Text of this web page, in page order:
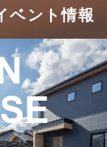
線
グ
事例
ベント情報